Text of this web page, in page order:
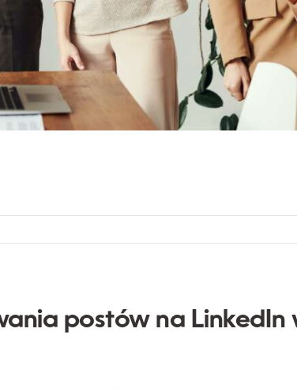
postów na LinkedIn